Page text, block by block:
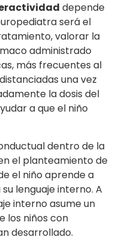
depende
será el
valorar la
administrado
más frecuentes al
una vez
la dosis del
a que el niño
dentro de la
el planteamiento de
el niño aprende a
lenguaje interno. A
interno asume un
los niños con
desarrollado.